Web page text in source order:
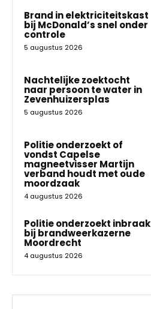
Brand in elektriciteitskast
bij McDonald’s snel onder
controle
5 augustus 2026
Nachtelijke zoektocht
naar persoon te water in
Zevenhuizersplas
5 augustus 2026
Politie onderzoekt of
vondst Capelse
magneetvisser Martijn
verband houdt met oude
moordzaak
4 augustus 2026
Politie onderzoekt inbraak
bij brandweerkazerne
Moordrecht
4 augustus 2026